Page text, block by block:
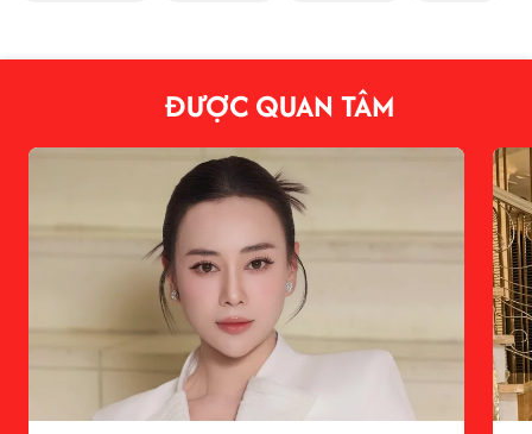
ĐƯỢC QUAN TÂM